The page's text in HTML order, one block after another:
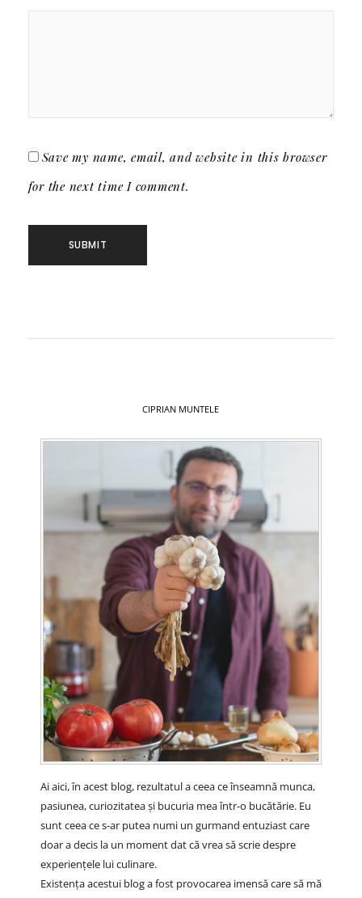
Save my name, email, and website in this browser
for the next time I comment.
CIPRIAN MUNTELE
Ai aici, în acest blog, rezultatul a ceea ce înseamnă munca,
pasiunea, curiozitatea și bucuria mea într-o bucătărie. Eu
sunt ceea ce s-ar putea numi un gurmand entuziast care
doar a decis la un moment dat că vrea să scrie despre
experiențele lui culinare.
Existența acestui blog a fost provocarea imensă care să mă